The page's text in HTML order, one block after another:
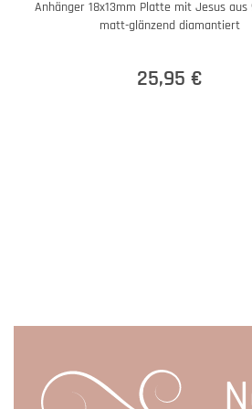
Anhänger 18x13mm Platte mit Jesus aus
matt-glänzend diamantiert
25,95 €